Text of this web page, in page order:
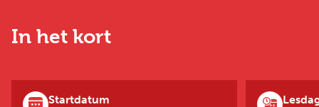
In het kort
Startdatum